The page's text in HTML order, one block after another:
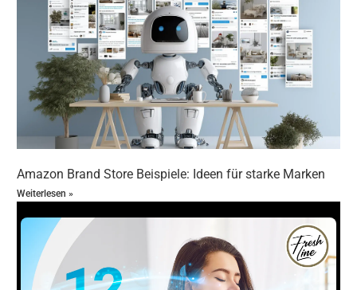
Zugang zu Seller Central oder Vendor Central
sicherstellen
Store-Ziel und Zielgruppe definieren
Store-Struktur und Navigation planen
Designvorlage auswählen oder individuelles Layout
planen
Professionelle Produktbilder und Videos erstellen
Markengeschichte und Produkttexte verfassen
Inhalte hochladen und Layout anpassen
Store-Richtlinien von Amazon beachten
Nach Freigabe Store live schalten
Werbekampagnen für Traffic planen und starten
Store-Performance regelmäßig analysieren
Optimierungen basierend auf Insights durchführen
Amazon Brand Store Beispiele: Ideen für starke Marken
Weiterlesen »